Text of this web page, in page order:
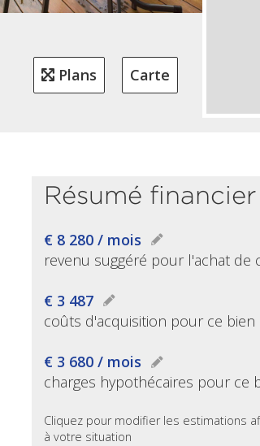
Plans Carte
Résumé financier
€ 8 280 / mois
revenu suggéré pour l'achat de
€ 3 487
coûts d'acquisition pour ce bien
€ 3 680 / mois
charges hypothécaires pour ce
Cliquez pour modifier les estimations
à votre situation